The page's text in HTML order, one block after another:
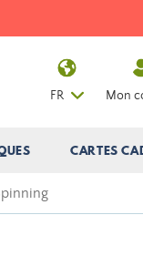
CARTES
FR Mon